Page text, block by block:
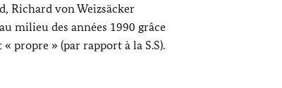
Richard von Weizsäcker
milieu des années 1990 grâce
propre » (par rapport à la S.S).